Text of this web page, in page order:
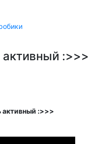
активный :>>>
активный :>>>